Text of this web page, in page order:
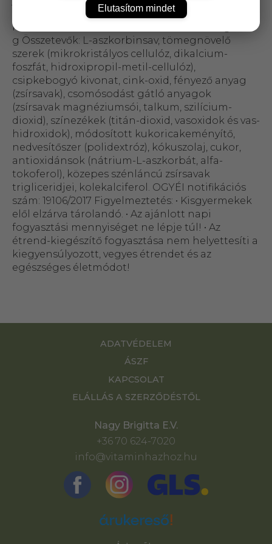
filmtablettát folyadékkal egészben lenyelni.
Kiszerelés: 100 db filmtabletta Nettó tömeg: 158
g Összetevők: L-aszkorbinsav, tömegnövelő
szerek (mikrokristályos cellulóz, dikalcium-
foszfát, hidroxipropil-metil-cellulóz),
csipkebogyó kivonat, cink-oxid, fényező anyag
(zsírsavak), csomósodást gátló anyagok
(zsírsavak magnéziumsói, talkum, szilícium-
dioxid), színezékek (titán-dioxid, vasoxidok és vas-
hidroxidok), módosított kukoricakeményítő,
nedvesítőszer (polidextróz), kókuszolaj, cukor,
antioxidánsok (nátrium-L-aszkorbát, alfa-
tokoferol), közepes szénláncú zsírsavak
trigliceridjei, kolekalciferol. OGYÉI notifikációs
szám: 19106/2017 Figyelmeztetés: • Kisgyermekek
elől elzárva tárolandó. • Az ajánlott napi
fogyasztási mennyiséget ne lépje túl! • Az
étrend-kiegészítő fogyasztása nem helyettesíti a
kiegyensúlyozott, vegyes étrendet és az
egészséges életmódot!
ADATVÉDELEM
ÁSZF
KAPCSOLAT
ELÁLLÁS A SZERZŐDÉSTŐL
Nagy Brigitta E.V.
+36 70 624-7020
info@vitaminhazhoz.hu
Elutasítom mindet